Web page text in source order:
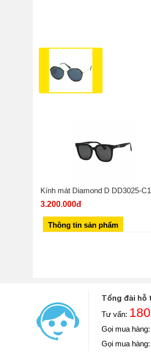
Kính mát Diamond D DD3025-C1
3.200.000đ
Thông tin sản phẩm
Tổng đài hỗ
Tư vấn:
Gọi mua hàng:
Gọi mua hàng:
Diễn viên: Hoàng Kim Ngọc
Khoe với mọi người Ngọc
luôn và chiếc đồng hồ này